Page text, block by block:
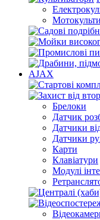
AJAX
Брелоки
Датчик
Датчики
Датчики
Карти
Клавіатури
Модулі